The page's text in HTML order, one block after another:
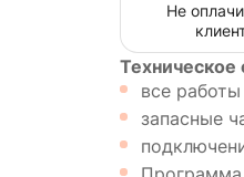
Не
все
запасные